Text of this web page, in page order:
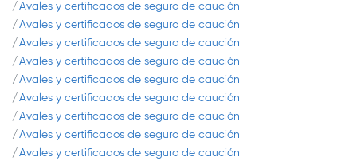
Avales y certificados de seguro de caución
Avales y certificados de seguro de caución
Avales y certificados de seguro de caución
Avales y certificados de seguro de caución
Avales y certificados de seguro de caución
Avales y certificados de seguro de caución
Avales y certificados de seguro de caución
Avales y certificados de seguro de caución
Avales y certificados de seguro de caución